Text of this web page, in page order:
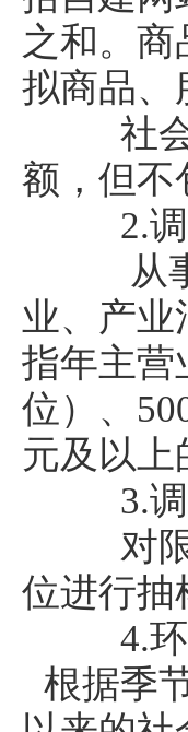
之和。
拟商品
社会
额，但
2.调
从事
业、产业
指年主营
位）、
元及以
3.调
对限
位进行抽
4.环
根据季